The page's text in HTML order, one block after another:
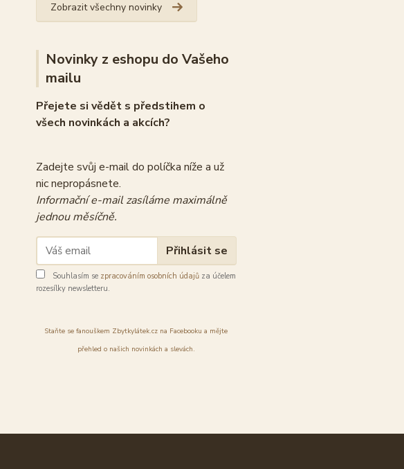
Zobrazit všechny novinky
Novinky z eshopu do Vašeho
mailu
Přejete si vědět s předstihem o
všech novinkách a akcích?
Zadejte svůj e-mail do políčka níže a už
nic nepropásnete.
Informační e-mail zasíláme maximálně
jednou měsíčně.
Přihlásit se
Souhlasím se zpracováním osobních údajů za účelem
rozesílky newsletteru.
Staňte se fanouškem Zbytkylátek.cz na Facebooku a mějte
přehled o našich novinkách a slevách.